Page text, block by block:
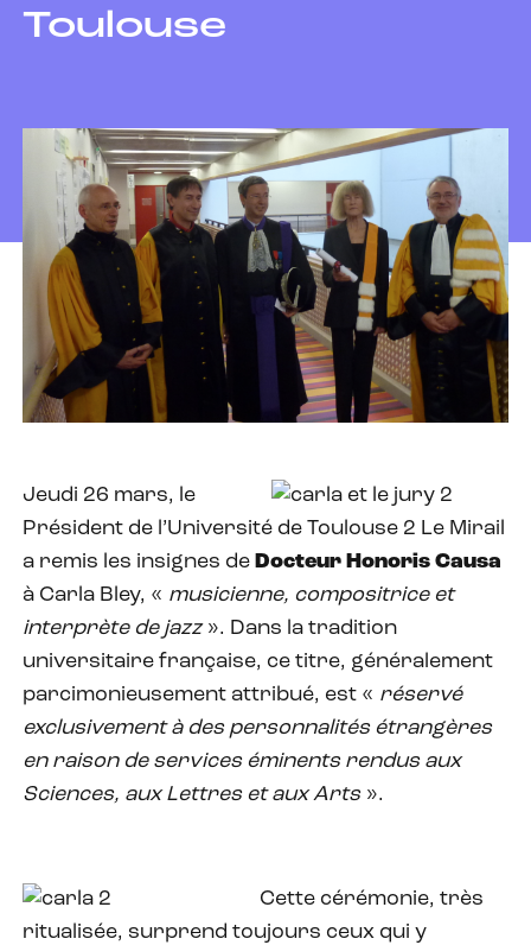
Toulouse
Jeudi 26 mars, le
Président de l’Université de Toulouse 2 Le Mirail
a remis les insignes de Docteur Honoris Causa
à Carla Bley, « musicienne, compositrice et
interprète de jazz ». Dans la tradition
universitaire française, ce titre, généralement
parcimonieusement attribué, est « réservé
exclusivement à des personnalités étrangères
en raison de services éminents rendus aux
Sciences, aux Lettres et aux Arts ».
Cette cérémonie, très
ritualisée, surprend toujours ceux qui y